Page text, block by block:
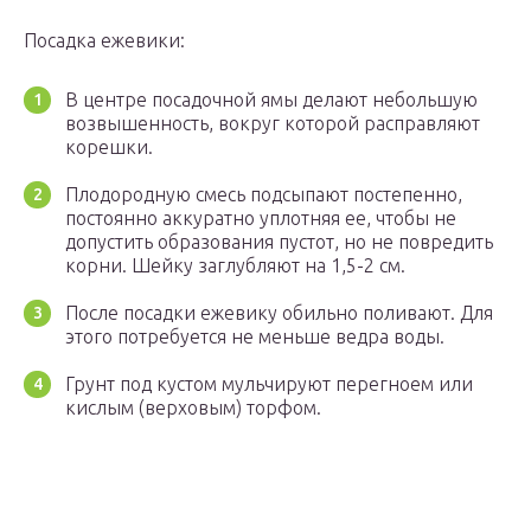
Посадка ежевики:
В центре посадочной ямы делают небольшую
возвышенность, вокруг которой расправляют
корешки.
Плодородную смесь подсыпают постепенно,
постоянно аккуратно уплотняя ее, чтобы не
допустить образования пустот, но не повредить
корни. Шейку заглубляют на 1,5-2 см.
После посадки ежевику обильно поливают. Для
этого потребуется не меньше ведра воды.
Грунт под кустом мульчируют перегноем или
кислым (верховым) торфом.